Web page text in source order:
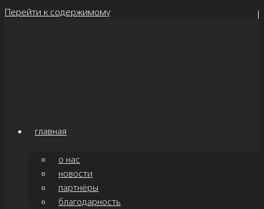
Перейти к содержимому
главная
о нас
новости
партнёры
благодарность